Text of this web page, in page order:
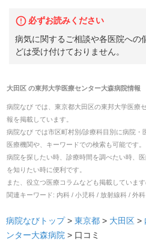
必ずお読みください
病気に関するご相談や各医院への
どは受け付けておりません。
大田区の東邦大学医療センター大森病院情報
病院なび では、 東京都大田区の東邦大学医療
報を掲載しています。
病院なび では市区町村別/診療科目別に病院・
医療機関や、キーワードでの検索も可能です。
病院を探したい時、診療時間を調べたい時、
を知りたい時に便利です。
また、役立つ医療コラムなども掲載していま
関連キーワード: 内科 / 小児科 / 放射線科 / 外
病院なびトップ > 東京都 > 大田区 >
ンター大森病院 > 口コミ